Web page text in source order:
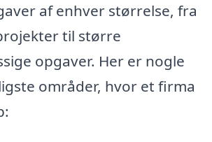
af enhver størrelse, fra
til større
opgaver. Her er nogle
områder, hvor et firma